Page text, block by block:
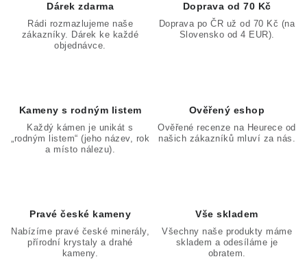
Dárek zdarma
Rádi rozmazlujeme naše
zákazníky. Dárek ke každé
objednávce.
Doprava od 70 Kč
Doprava po ČR už od 70 Kč (na
Slovensko od 4 EUR).
Kameny s rodným listem
Každý kámen je unikát s
„rodným listem“ (jeho název, rok
a místo nálezu).
Ověřený eshop
Ověřené recenze na Heurece od
našich zákazníků mluví za nás.
Pravé české kameny
Nabízíme pravé české minerály,
přírodní krystaly a drahé
kameny.
Vše skladem
Všechny naše produkty máme
skladem a odesíláme je
obratem.